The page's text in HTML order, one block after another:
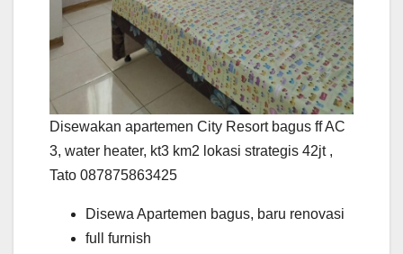
Disewakan apartemen City Resort bagus ff AC
3, water heater, kt3 km2 lokasi strategis 42jt ,
Tato 087875863425
Disewa Apartemen bagus, baru renovasi
full furnish